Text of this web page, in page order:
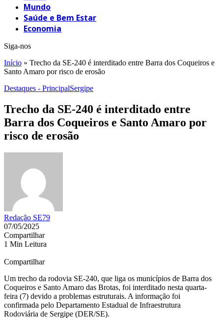
Mundo
Saúde e Bem Estar
Economia
Siga-nos
Início » Trecho da SE-240 é interditado entre Barra dos Coqueiros e
Santo Amaro por risco de erosão
Destaques - PrincipalSergipe
Trecho da SE-240 é interditado entre
Barra dos Coqueiros e Santo Amaro por
risco de erosão
Redação SE79
07/05/2025
Compartilhar
1 Min Leitura
Compartilhar
Um trecho da rodovia SE-240, que liga os municípios de Barra dos
Coqueiros e Santo Amaro das Brotas, foi interditado nesta quarta-
feira (7) devido a problemas estruturais. A informação foi
confirmada pelo Departamento Estadual de Infraestrutura
Rodoviária de Sergipe (DER/SE).